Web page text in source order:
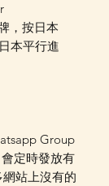
，按日本
本平行進
Group
定時發放有
站上沒有的